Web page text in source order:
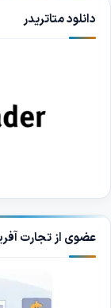
دانلود متاتریدر
عضوی از تجارت